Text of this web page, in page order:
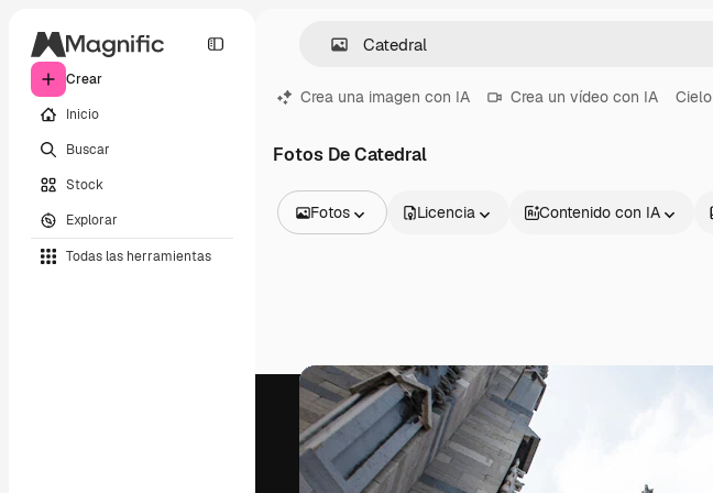
Crear
Inicio
Buscar
Stock
Explorar
Todas las herramientas
Crea una imagen con IA Crea un vídeo con IA Cielo
Fotos De Catedral
Fotos
Vídeos
Clips de vídeo
Motion graphics
Plantillas de vídeos
Iconos
Modelos 3D
Fuentes
Licencia Contenido con IA